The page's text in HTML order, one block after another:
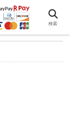
検索